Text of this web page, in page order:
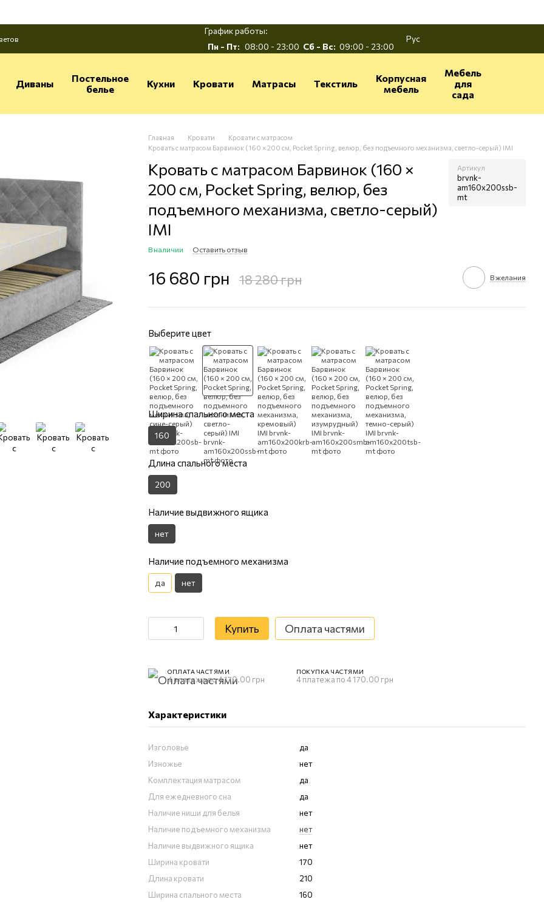
График работы:
Пн - Пт: 08:00 - 23:00 Сб - Вс: 09:00 - 23:00
Рус
Диваны
Постельное
белье
Кухни Кровати Матрасы Текстиль
Корпусная
мебель
Мебель
для
сада
Главная Кровати
Кровати с матрасом
Кровать с матрасом Барвинок (160 × 200 см, Pocket Spring, велюр, без подъемного механизма, светло-серый) IMI
Кровать с матрасом Барвинок (160 ×
200 см, Pocket Spring, велюр, без
подъемного механизма, светло-серый)
IMI
Артикул
brvnk-
am160x200ssb-
mt
В наличии Оставить отзыв
16 680 грн 18 280 грн В желания
Выберите цвет
Ширина спального места
160
Длина спального места
200
Наличие выдвижного ящика
нет
Наличие подъемного механизма
да нет
Купить Оплата частями
ОПЛАТА ЧАСТЯМИ
4 платежа по 4 170.00 грн
ПОКУПКА ЧАСТЯМИ
4 платежа по 4 170.00 грн
Характеристики
Изголовье
да
Изножье
нет
Комплектация матрасом
да
Для ежедневного сна
да
Наличие ниши для белья
нет
Наличие подъемного механизма
нет
Наличие выдвижного ящика
нет
Ширина кровати
170
Длина кровати
210
Ширина спального места
160